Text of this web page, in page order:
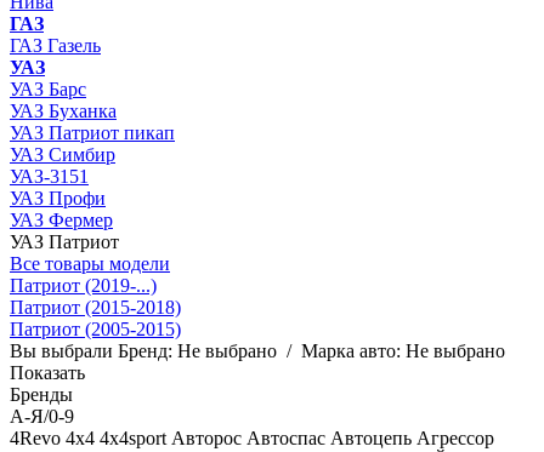
ГАЗ
ГАЗ Газель
УАЗ
УАЗ Барс
УАЗ Буханка
УАЗ Патриот пикап
УАЗ Симбир
УАЗ-3151
УАЗ Профи
УАЗ Фермер
УАЗ Патриот
Все товары модели
Патриот (2019-...)
Патриот (2015-2018)
Патриот (2005-2015)
Вы выбрали Бренд: Не выбрано / Марка авто: Не выбрано
Показать
Бренды
А-Я/0-9
4Revo 4x4 4x4sport Авторос Автоспас Автоцепь Агрессор